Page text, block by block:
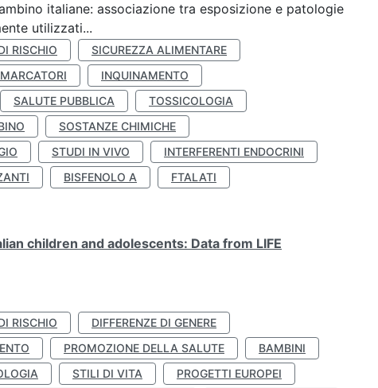
italiane: associazione tra esposizione e patologie
utilizzati...
RISCHIO
SICUREZZA ALIMENTARE
INQUINAMENTO
SALUTE PUBBLICA
TOSSICOLOGIA
SOSTANZE CHIMICHE
STUDI IN VIVO
INTERFERENTI ENDOCRINI
BISFENOLO A
FTALATI
children and adolescents: Data from LIFE
RISCHIO
DIFFERENZE DI GENERE
PROMOZIONE DELLA SALUTE
BAMBINI
STILI DI VITA
PROGETTI EUROPEI